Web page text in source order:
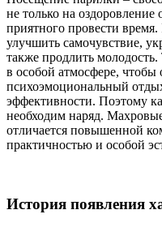
не только на
приятного провести
улучшить самочувствие,
также продлить
в особой атмосфере,
психоэмоциональный
эффективности. Поэтому
необходим наряд.
отличается повышенной
практичностью и особой
История появления